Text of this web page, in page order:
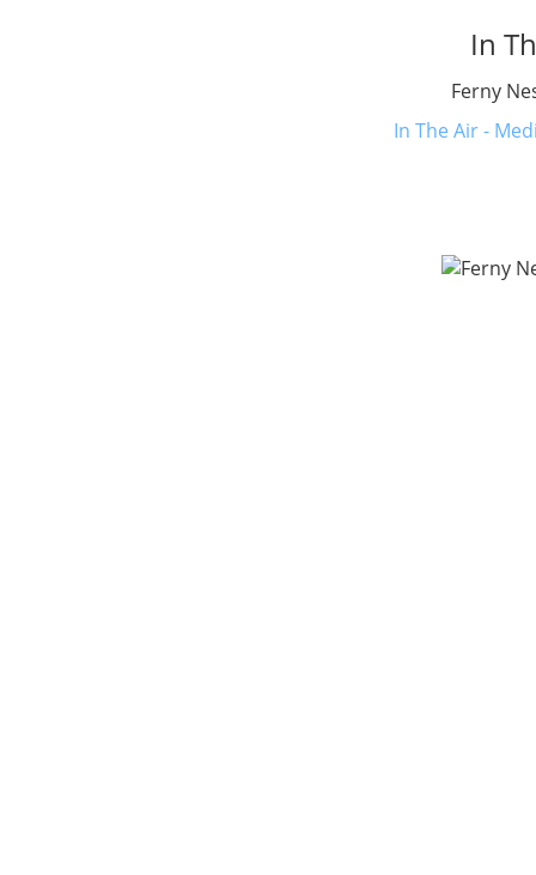
In
Ferny
In The Air -